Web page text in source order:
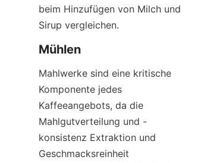
beim Hinzufügen von Milch und
Sirup vergleichen.
Mahlwerke sind eine kritische
Komponente jedes
Kaffeeangebots, da die
Mahlgutverteilung und -
konsistenz Extraktion und
Geschmacksreinheit